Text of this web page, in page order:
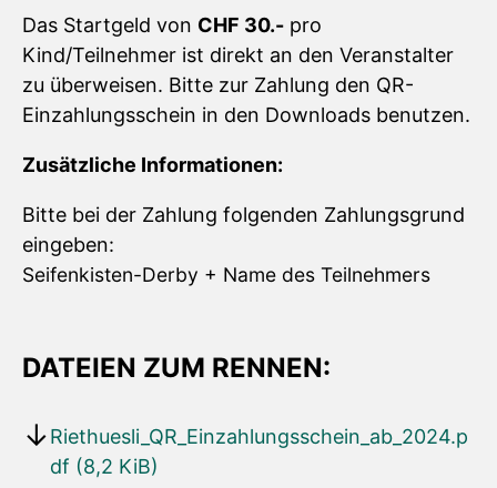
Das Startgeld von CHF 30.- pro
Kind/Teilnehmer ist direkt an den Veranstalter
zu überweisen. Bitte zur Zahlung den QR-
Einzahlungsschein in den Downloads benutzen.
Zusätzliche Informationen:
Bitte bei der Zahlung folgenden Zahlungsgrund
eingeben:
Seifenkisten-Derby + Name des Teilnehmers
DATEIEN ZUM RENNEN:
Riethuesli_QR_Einzahlungsschein_ab_2024.p
df (8,2 KiB)